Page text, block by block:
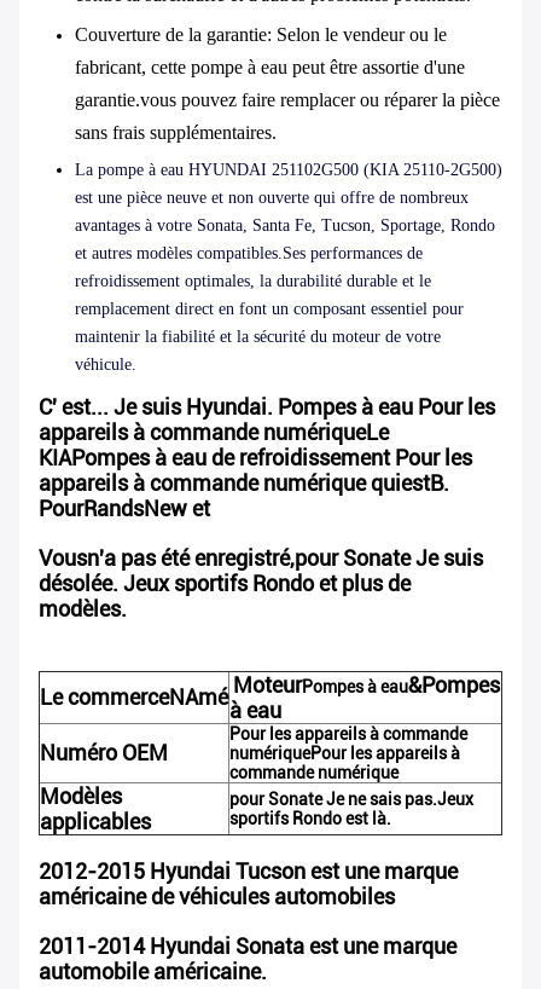
Couverture de la garantie: Selon le vendeur ou le
fabricant, cette pompe à eau peut être assortie d'une
garantie.vous pouvez faire remplacer ou réparer la pièce
sans frais supplémentaires.
La pompe à eau HYUNDAI 251102G500 (KIA 25110-2G500)
est une pièce neuve et non ouverte qui offre de nombreux
avantages à votre Sonata, Santa Fe, Tucson, Sportage, Rondo
et autres modèles compatibles.Ses performances de
refroidissement optimales, la durabilité durable et le
remplacement direct en font un composant essentiel pour
maintenir la fiabilité et la sécurité du moteur de votre
véhicule.
C' est... Je suis Hyundai. Pompes à eau Pour les
appareils à commande numériqueLe
KIAPompes à eau de refroidissement Pour les
appareils à commande numériquequiestB.
PourRandsNew et
Vousn'a pas été enregistré,pour SonateJe suis
désolée. Jeux sportifs Rondo et plus de
modèles.
Le commerceNAmé MoteurPompes à eau&Pompes
à eau
Numéro OEM
Pour les appareils à commande
numériquePour les appareils à
commande numérique
Modèles
applicables
pourSonateJe ne sais pas.Jeux
sportifs Rondo est là.
2012-2015 Hyundai Tucson est une marque
américaine de véhicules automobiles
2011-2014 Hyundai Sonata est une marque
automobile américaine.